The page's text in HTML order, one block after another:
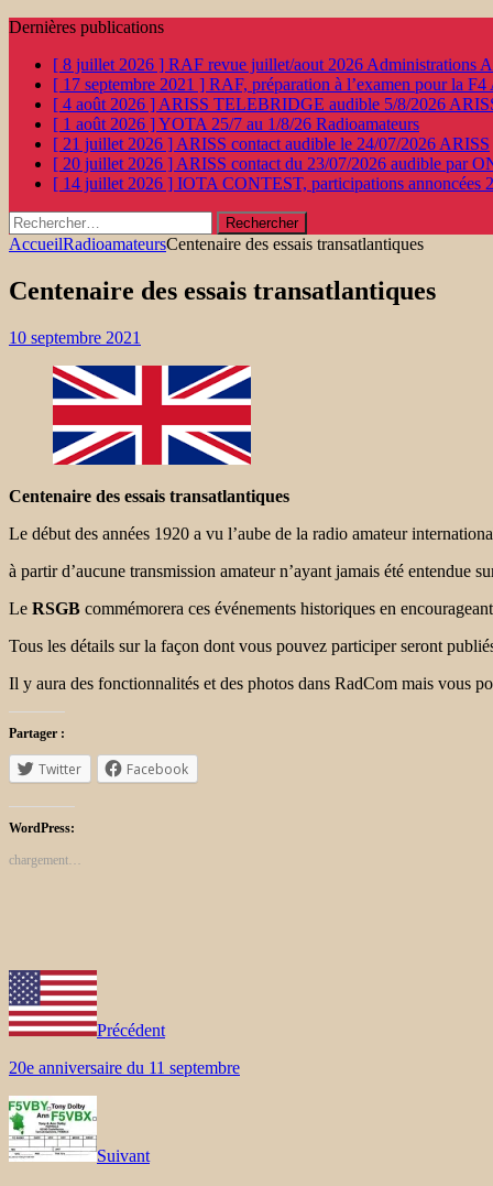
Dernières publications
[ 8 juillet 2026 ] RAF revue juillet/aout 2026 Administrations
[ 17 septembre 2021 ] RAF, préparation à l’examen pour la F4
[ 4 août 2026 ] ARISS TELEBRIDGE audible 5/8/2026
[ 1 août 2026 ]YOTA 25/7 au 1/8/26 Radioamateurs
[ 21 juillet 2026 ] ARISS contact audible le 24/07/2026 ARISS
[ 20 juillet 2026 ] ARISS contact du 23/07/2026 audible par
[ 14 juillet 2026 ] IOTA CONTEST, participations annoncées
Rechercher :
AccueilRadioamateursCentenaire des essais transatlantiques
Centenaire des essais transatlantiques
10 septembre 2021
Centenaire des essais transatlantiques
Le début des années 1920 a vu l’aube de la radio amateur
à partir d’aucune transmission amateur n’ayant jamais été entendue
Le RSGB commémorera ces événements historiques en
Tous les détails sur la façon dont vous pouvez participer seront
Il y aura des fonctionnalités et des photos dans RadCom mais vous
Partager :
Twitter Facebook
WordPress:
chargement…
Précédent
20e anniversaire du 11 septembre
Suivant